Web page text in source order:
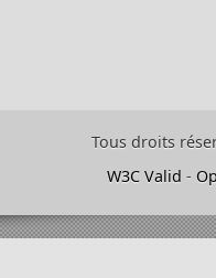
Tous droits
W3C Valid -